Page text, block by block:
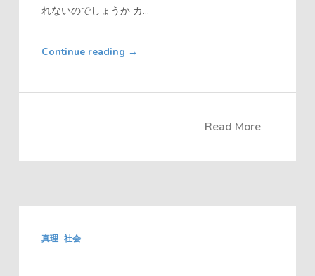
れないのでしょうか カ...
Continue reading →
Read More
真理 社会